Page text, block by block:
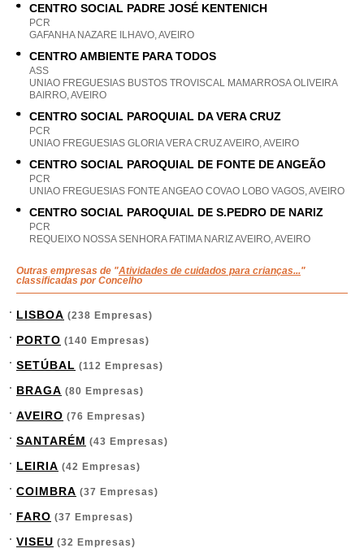
CENTRO SOCIAL PADRE JOSÉ KENTENICH
PCR
GAFANHA NAZARE ILHAVO, AVEIRO
CENTRO AMBIENTE PARA TODOS
ASS
UNIAO FREGUESIAS BUSTOS TROVISCAL MAMARROSA OLIVEIRA
BAIRRO, AVEIRO
CENTRO SOCIAL PAROQUIAL DA VERA CRUZ
PCR
UNIAO FREGUESIAS GLORIA VERA CRUZ AVEIRO, AVEIRO
CENTRO SOCIAL PAROQUIAL DE FONTE DE ANGEÃO
PCR
UNIAO FREGUESIAS FONTE ANGEAO COVAO LOBO VAGOS, AVEIRO
CENTRO SOCIAL PAROQUIAL DE S.PEDRO DE NARIZ
PCR
REQUEIXO NOSSA SENHORA FATIMA NARIZ AVEIRO, AVEIRO
Outras empresas de "Atividades de cuidados para crianças..."
classificadas por Concelho
LISBOA (238 Empresas)
PORTO (140 Empresas)
SETÚBAL (112 Empresas)
BRAGA (80 Empresas)
AVEIRO (76 Empresas)
SANTARÉM (43 Empresas)
LEIRIA (42 Empresas)
COIMBRA (37 Empresas)
FARO (37 Empresas)
VISEU (32 Empresas)